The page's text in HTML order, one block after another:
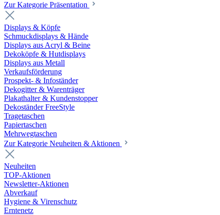
Zur Kategorie Präsentation
Displays & Köpfe
Schmuckdisplays & Hände
Displays aus Acryl & Beine
Dekoköpfe & Hutdisplays
Displays aus Metall
Verkaufsförderung
Prospekt- & Infoständer
Dekogitter & Warenträger
Plakathalter & Kundenstopper
Dekoständer FreeStyle
Tragetaschen
Papiertaschen
Mehrwegtaschen
Zur Kategorie Neuheiten & Aktionen
Neuheiten
TOP-Aktionen
Newsletter-Aktionen
Abverkauf
Hygiene & Virenschutz
Erntenetz